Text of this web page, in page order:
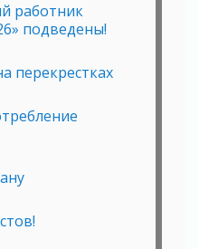
работник
подведены!
перекрестках